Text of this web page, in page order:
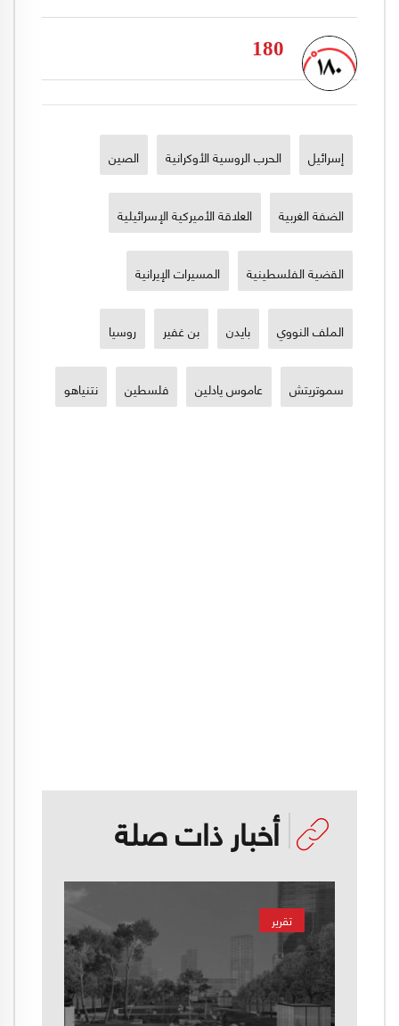
180
إسرائيل الحرب الروسية الأوكرانية الصين
الضفة الغربية العلاقة الأميركية الإسرائيلية
القضية الفلسطينية المسيرات الإيرانية
الملف النووي بايدن بن غفير روسيا
سموتريتش عاموس يادلين فلسطين نتنياهو
أخبار ذات صلة
تقرير